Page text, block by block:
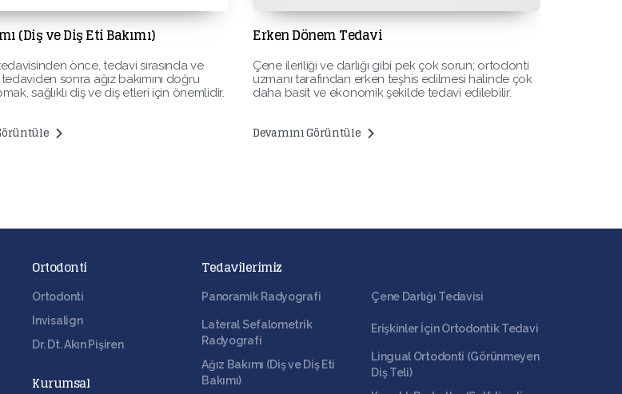
(Diş ve Diş Eti Bakımı)
önce, tedavi sırasında ve
sonra ağız bakımını doğru
sağlıklı diş ve diş etleri için önemlidir.
Erken Dönem Tedavi
Çene ileriliği ve darlığı gibi pek çok sorun; ortodonti
uzmanı tarafından erken teşhis edilmesi halinde çok
daha basit ve ekonomik şekilde tedavi edilebilir.
Devamını Görüntüle
Ortodonti
Ortodonti
Invisalign
Dr. Dt. Akın Pişiren
Kurumsal
Tedavilerimiz
Panoramik Radyografi
Lateral Sefalometrik
Radyografi
Ağız Bakımı (Diş ve Diş Eti
Bakımı)
Çene Darlığı Tedavisi
Erişkinler İçin Ortodontik Tedavi
Lingual Ortodonti (Görünmeyen
Diş Teli)